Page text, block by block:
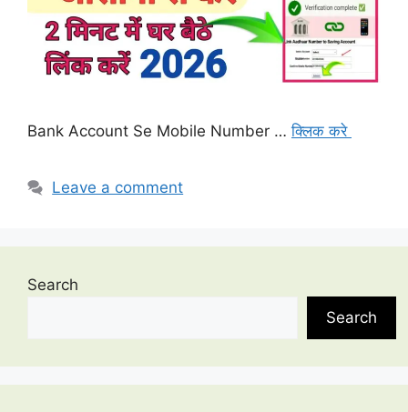
Bank Account Se Mobile Number …क्लिक करे
Leave a comment
Search
Search